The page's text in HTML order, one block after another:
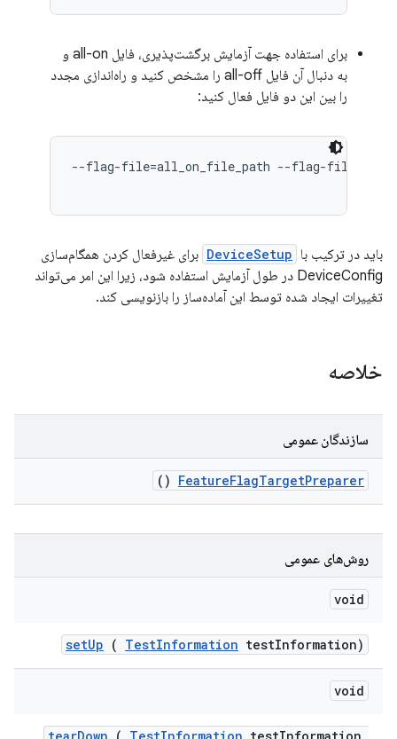
برای استفاده جهت آزمایش برگشت‌پذیری، فایل all-on و
به دنبال آن فایل all-off را مشخص کنید و راه‌اندازی مجدد
را بین این دو فایل فعال کنید:
--flag-file=all_on_file_path --flag-
باید در ترکیب با DeviceSetup برای غیرفعال کردن همگام‌سازی
DeviceConfig در طول آزمایش استفاده شود، زیرا این امر می‌تواند
تغییرات ایجاد شده توسط این آماده‌ساز را بازنویسی کند.
خلاصه
سازندگان عمومی
FeatureFlagTargetPreparer
()
روش‌های عمومی
void
setUp ( TestInformation testInformation)
void